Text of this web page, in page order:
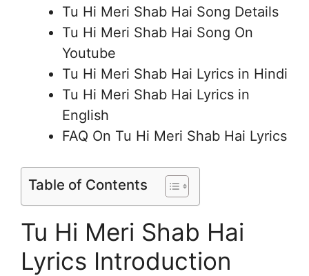
Tu Hi Meri Shab Hai Song Details
Tu Hi Meri Shab Hai Song On
Youtube
Tu Hi Meri Shab Hai Lyrics in Hindi
Tu Hi Meri Shab Hai Lyrics in
English
FAQ On Tu Hi Meri Shab Hai Lyrics
Table of Contents
Tu Hi Meri Shab Hai
Lyrics Introduction